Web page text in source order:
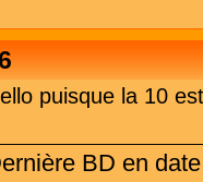
puisque la 10
BD en